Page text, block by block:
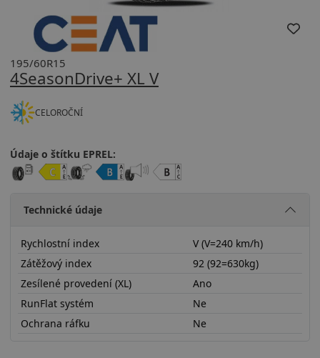
4SeasonDrive+ XL V
195/60R15
CELOROČNÍ
Údaje o štítku EPREL:
Technické údaje
Rychlostní index
V (V=240 km/h)
Zátěžový index
92 (92=630kg)
Zesílené provedení (XL)
Ano
RunFlat systém
Ne
Ochrana ráfku
Ne